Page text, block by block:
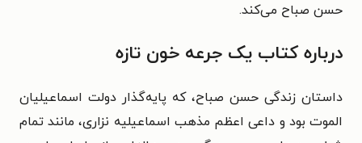
حسن صباح می‌کند.
درباره کتاب یک جرعه خون تازه
داستان زندگی حسن صباح، که پایه‌گذار دولت اسماعیلیان
الموت بود و داعی اعظم مذهب اسماعیلیه نزاری، مانند تمام